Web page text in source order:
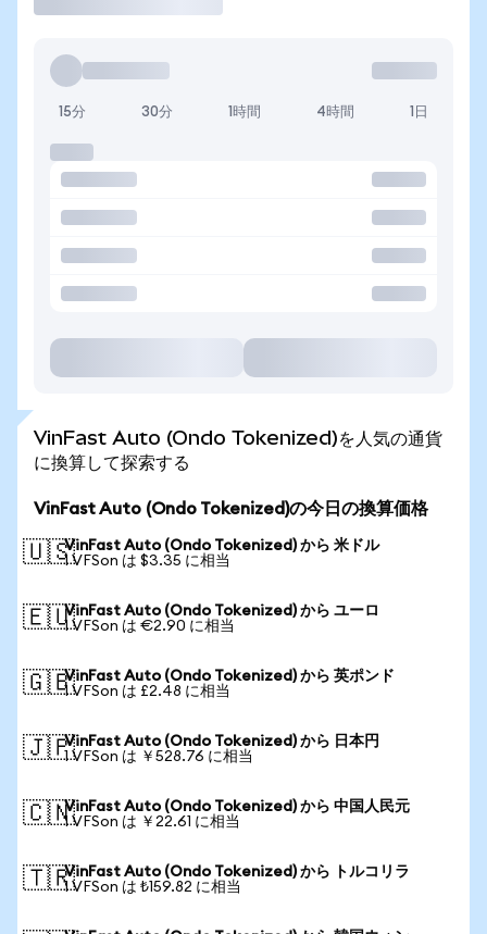
15分 30分 1時間 4時間 1日
VinFast Auto (Ondo Tokenized)を人気の通貨
に換算して探索する
VinFast Auto (Ondo Tokenized)の今日の換算価格
🇺🇸VinFast Auto (Ondo Tokenized) から 米ドル
1 VFSon は $3.35 に相当
🇪🇺VinFast Auto (Ondo Tokenized) から ユーロ
1 VFSon は €2.90 に相当
🇬🇧VinFast Auto (Ondo Tokenized) から 英ポンド
1 VFSon は £2.48 に相当
🇯🇵VinFast Auto (Ondo Tokenized) から 日本円
1 VFSon は ￥528.76 に相当
🇨🇳VinFast Auto (Ondo Tokenized) から 中国人民元
1 VFSon は ￥22.61 に相当
🇹🇷VinFast Auto (Ondo Tokenized) から トルコリラ
1 VFSon は ₺159.82 に相当